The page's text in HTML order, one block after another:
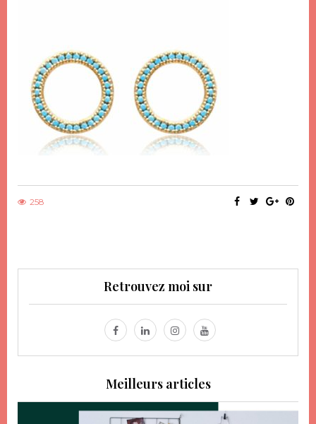
258
Retrouvez moi sur
Meilleurs articles